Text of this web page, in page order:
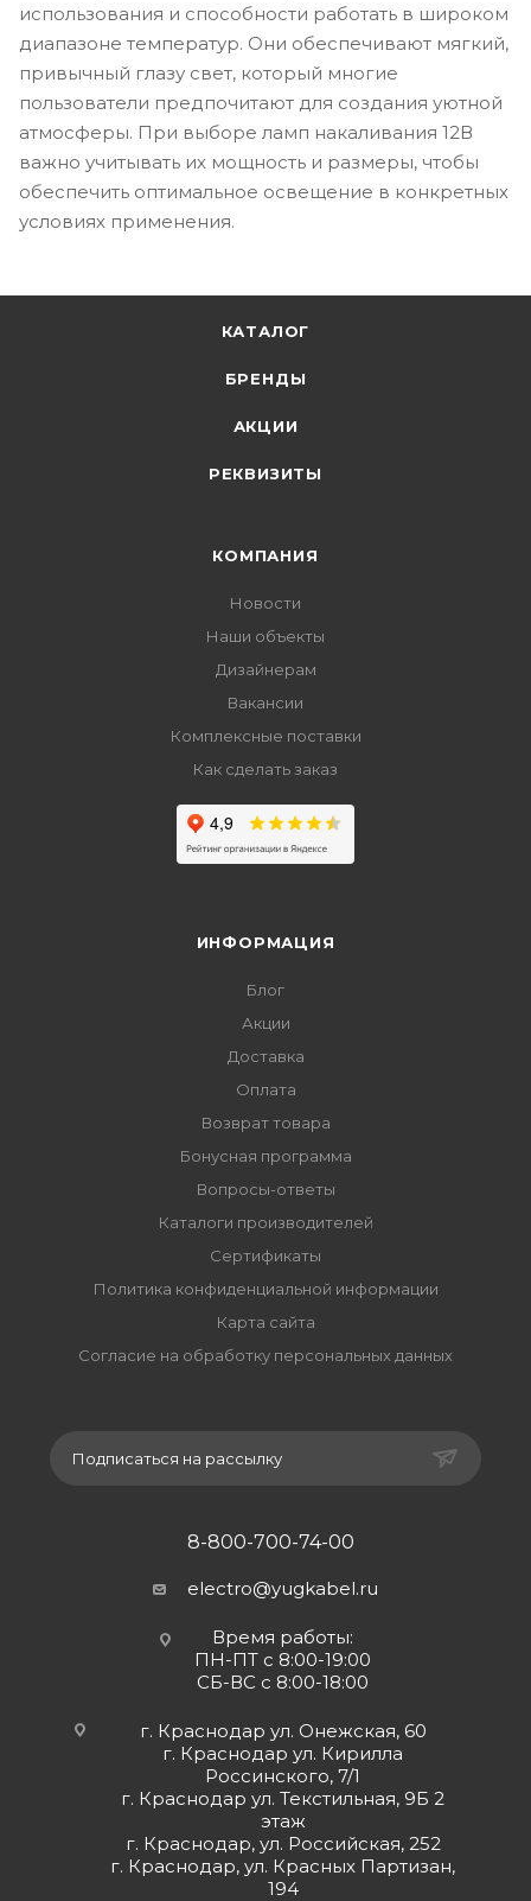
использования и способности работать в широком
диапазоне температур. Они обеспечивают мягкий,
привычный глазу свет, который многие
пользователи предпочитают для создания уютной
атмосферы. При выборе ламп накаливания 12В
важно учитывать их мощность и размеры, чтобы
обеспечить оптимальное освещение в конкретных
условиях применения.
КАТАЛОГ
БРЕНДЫ
АКЦИИ
РЕКВИЗИТЫ
КОМПАНИЯ
Новости
Наши объекты
Дизайнерам
Вакансии
Комплексные поставки
Как сделать заказ
ИНФОРМАЦИЯ
Блог
Акции
Доставка
Оплата
Возврат товара
Бонусная программа
Вопросы-ответы
Каталоги производителей
Сертификаты
Политика конфиденциальной информации
Карта сайта
Согласие на обработку персональных данных
Подписаться на рассылку
8-800-700-74-00
electro@yugkabel.ru
Время работы:
ПН-ПТ с 8:00-19:00
СБ-ВС с 8:00-18:00
г. Краснодар ул. Онежская, 60
г. Краснодар ул. Кирилла
Россинского, 7/1
г. Краснодар ул. Текстильная, 9Б 2
этаж
г. Краснодар, ул. Российская, 252
г. Краснодар, ул. Красных Партизан,
194